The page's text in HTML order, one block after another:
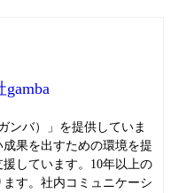
ンバ）」を提供していま
果を出すための環境を提
しています。10年以上の
す。社内コミュニケーシ